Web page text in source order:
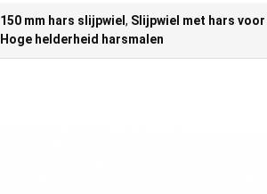
150 mm hars slijpwiel , Slijpwiel met hars
Hoge helderheid harsmalen